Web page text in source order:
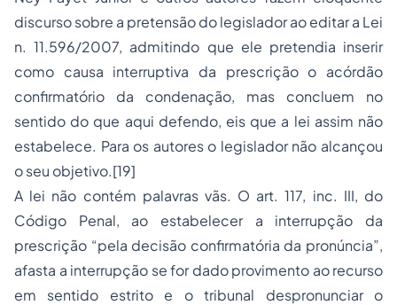
discurso sobre a pretensão do legislador ao editar a Lei
n. 11.596/2007, admitindo que ele pretendia inserir
como causa interruptiva da prescrição o acórdão
confirmatório da condenação, mas concluem no
sentido do que aqui defendo, eis que a lei assim não
estabelece. Para os autores o legislador não alcançou
o seu objetivo.[19]
A lei não contém palavras vãs. O art. 117, inc. III, do
Código Penal, ao estabelecer a interrupção da
prescrição “pela decisão confirmatória da pronúncia”,
afasta a interrupção se for dado provimento ao recurso
em sentido estrito e o tribunal despronunciar o